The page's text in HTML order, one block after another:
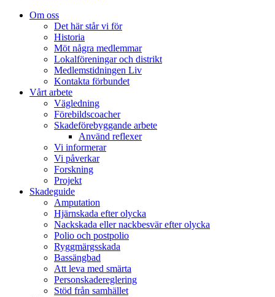
Om oss
Det här står vi för
Historia
Möt några medlemmar
Lokalföreningar och distrikt
Medlemstidningen Liv
Kontakta förbundet
Vårt arbete
Vägledning
Förebildscoacher
Skadeförebyggande arbete
Använd reflexer
Vi informerar
Vi påverkar
Forskning
Projekt
Skadeguide
Amputation
Hjärnskada efter olycka
Nackskada eller nackbesvär efter olycka
Polio och postpolio
Ryggmärgsskada
Bassängbad
Att leva med smärta
Personskadereglering
Stöd från samhället